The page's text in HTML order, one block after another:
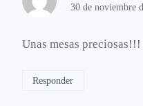
30 de noviembre
Unas mesas
Responder